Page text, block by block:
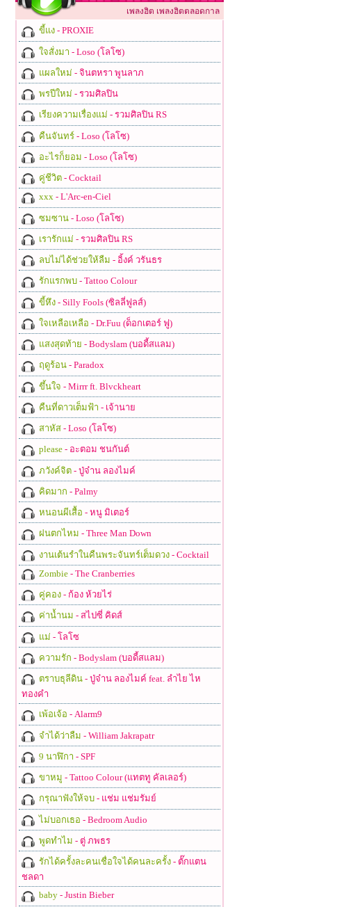
เพลงฮิต เพลงฮิตตลอดกาล
ขี้แง- PROXIE
ใจสั่งมา - Loso (โลโซ)
แผลใหม่ - จินตหรา พูนลาภ
พรปีใหม่ - รวมศิลปิน
เรียงความเรื่องแม่ - รวมศิลปิน RS
คืนจันทร์- Loso (โลโซ)
อะไรก็ยอม - Loso (โลโซ)
คู่ชีวิต- Cocktail
xxx- L'Arc-en-Ciel
ซมซาน- Loso (โลโซ)
เรารักแม่ - รวมศิลปิน RS
ลบไม่ได้ช่วยให้ลืม - อิ้งค์ วรันธร
รักแรกพบ- Tattoo Colour
ขี้หึง- Silly Fools (ซิลลี่ฟูลส์)
ใจเหลือเหลือ - Dr.Fuu (ด็อกเตอร์ ฟู)
แสงสุดท้าย - Bodyslam (บอดี้สแลม)
ฤดูร้อน- Paradox
ขึ้นใจ - Mirrr ft. Blvckheart
คืนที่ดาวเต็มฟ้า - เจ้านาย
สาหัส- Loso (โลโซ)
please- อะตอม ชนกันต์
ภวังค์จิต- ปู่จ๋าน ลองไมค์
คิดมาก - Palmy
หนอนผีเสื้อ - หนู มิเตอร์
ฝนตกไหม - Three Man Down
งานเต้นรำในคืนพระจันทร์เต็มดวง- Cocktail
Zombie- The Cranberries
คู่คอง- ก้อง ห้วยไร่
ค่าน้ำนม - สไปซี่ คิดส์
แม่ - โลโซ
ความรัก - Bodyslam (บอดี้สแลม)
ตราบธุลีดิน- ปู่จ๋าน ลองไมค์ feat. ลำไย ไห
ทองคำ
เพ้อเจ้อ - Alarm9
จำได้ว่าลืม - William Jakrapatr
9 นาฬิกา - SPF
ขาหมู - Tattoo Colour (แทตทู คัลเลอร์)
กรุณาฟังให้จบ- แช่ม แช่มรัมย์
ไม่บอกเธอ - Bedroom Audio
พูดทำไม - ตู่ ภพธร
รักได้ครั้งละคนเชื่อใจได้คนละครั้ง- ตั๊กแตน
ชลดา
baby- Justin Bieber